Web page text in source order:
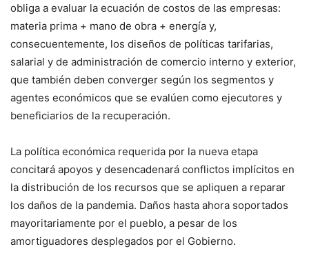
obliga a evaluar la ecuación de costos de las empresas:
materia prima + mano de obra + energía y,
consecuentemente, los diseños de políticas tarifarias,
salarial y de administración de comercio interno y exterior,
que también deben converger según los segmentos y
agentes económicos que se evalúen como ejecutores y
beneficiarios de la recuperación.
La política económica requerida por la nueva etapa
concitará apoyos y desencadenará conflictos implícitos en
la distribución de los recursos que se apliquen a reparar
los daños de la pandemia. Daños hasta ahora soportados
mayoritariamente por el pueblo, a pesar de los
amortiguadores desplegados por el Gobierno.